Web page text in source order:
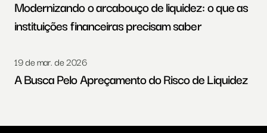
Modernizando o arcabouço de liquidez: o que as
instituições financeiras precisam saber
19 de mar. de 2026
A Busca Pelo Apreçamento do Risco de Liquidez